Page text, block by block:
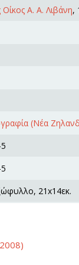
Οίκος Α. Α. Λιβάνη,
(Νέα
21x14εκ.